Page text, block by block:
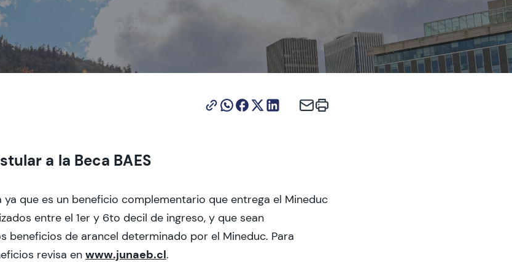
a la Beca BAES
ya que es un beneficio complementario que entrega el Mineduc
entre el 1er y 6to decil de ingreso, y que sean
beneficios de arancel determinado por el Mineduc. Para
revisa en www.junaeb.cl.